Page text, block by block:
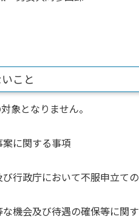
こと
象となりません。
に関する事項
行政庁において不服申立て
機会及び待遇の確保等に関